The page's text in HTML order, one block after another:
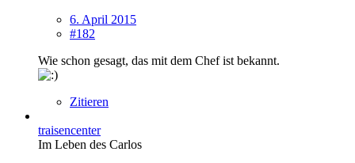
6. April 2015
#182
Wie schon gesagt, das mit dem Chef ist bekannt.
Zitieren
traisencenter
Im Leben des Carlos